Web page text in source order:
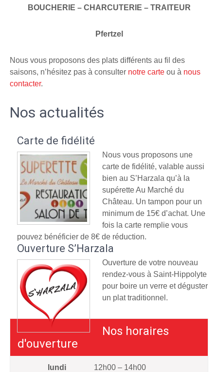
BOUCHERIE – CHARCUTERIE – TRAITEUR
Pfertzel
Nous vous proposons des plats différents au fil des
saisons, n’hésitez pas à consulter notre carte ou à nous
contacter.
Nos actualités
Carte de fidélité
Nous vous proposons une
carte de fidélité, valable aussi
bien au S’Harzala qu’à la
supérette Au Marché du
Château. Un tampon pour un
minimum de 15€ d’achat. Une
fois la carte remplie vous
pouvez bénéficier de 8€ de réduction.
Ouverture S’Harzala
Ouverture de votre nouveau
rendez-vous à Saint-Hippolyte
pour boire un verre et déguster
un plat traditionnel.
Nos horaires
d'ouverture
lundi 12h00 – 14h00